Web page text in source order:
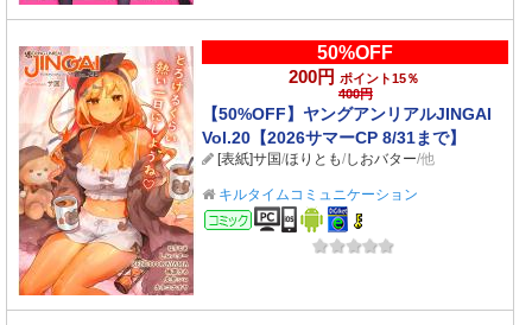
50%OFF
200円 ポイント15％
400円
【50%OFF】ヤングアンリアルJINGAI
Vol.20【2026サマーCP 8/31まで】
[表紙]サ国/ほりとも/しおバター/他
キルタイムコミュニケーション
コミック